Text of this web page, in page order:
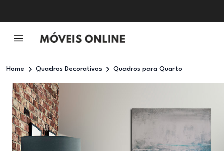
Home Quadros Decorativos Quadros para Quarto